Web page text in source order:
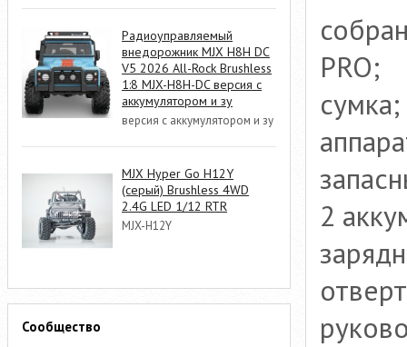
Радиоуправляемый
внедорожник MJX H8H DC
V5 2026 All-Rock Brushless
1:8 MJX-H8H-DC версия с
аккумулятором и зу
версия с аккумулятором и зу
MJX Hyper Go H12Y
(серый) Brushless 4WD
2.4G LED 1/12 RTR
MJX-H12Y
Сообщество
PRO;
сумка;
2